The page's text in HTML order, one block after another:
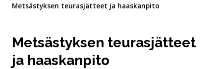
Metsästyksen teurasjätteet ja haaskanpito
Metsästyksen teurasjätteet
ja haaskanpito